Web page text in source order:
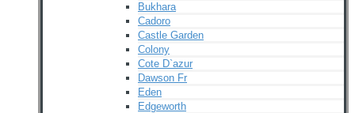
Bukhara
Cadoro
Castle Garden
Colony
Cote D`azur
Dawson Fr
Eden
Edgeworth